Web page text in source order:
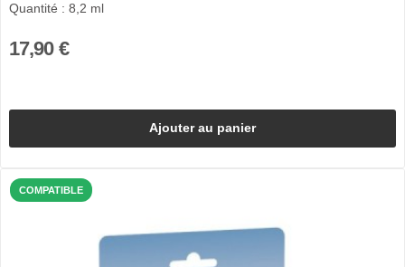
Quantité : 8,2 ml
17,90 €
Ajouter au panier
COMPATIBLE